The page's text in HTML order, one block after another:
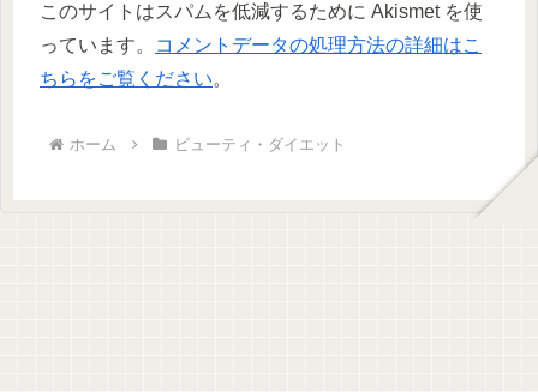
このサイトはスパムを低減するために Akismet を使
っています。
コメントデータの処理方法の詳細はこ
ちらをご覧ください。
ホーム ビューティ・ダイエット